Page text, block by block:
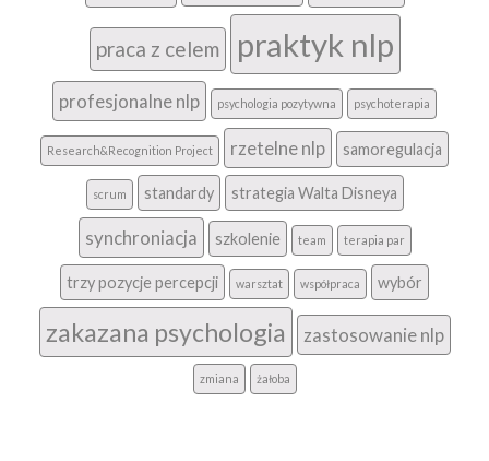
praca z celem praktyk nlp
profesjonalne nlp psychologia pozytywna psychoterapia
Research&Recognition Project rzetelne nlp samoregulacja
scrum standardy strategia Walta Disneya
synchroniacja szkolenie team terapia par
trzy pozycje percepcji warsztat współpraca wybór
zakazana psychologia zastosowanie nlp
zmiana żałoba